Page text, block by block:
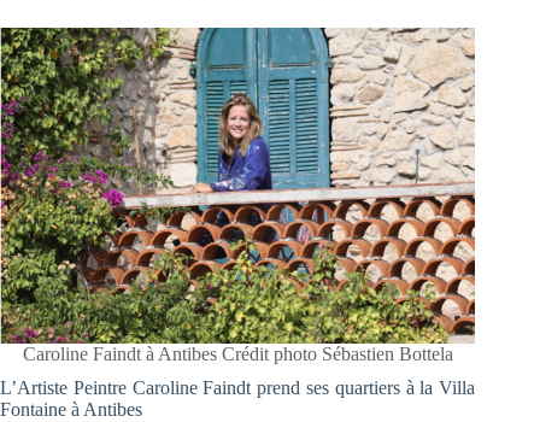
Caroline Faindt à Antibes Crédit photo Sébastien Bottela
L’Artiste Peintre Caroline Faindt prend ses quartiers à la Villa
Fontaine à Antibes